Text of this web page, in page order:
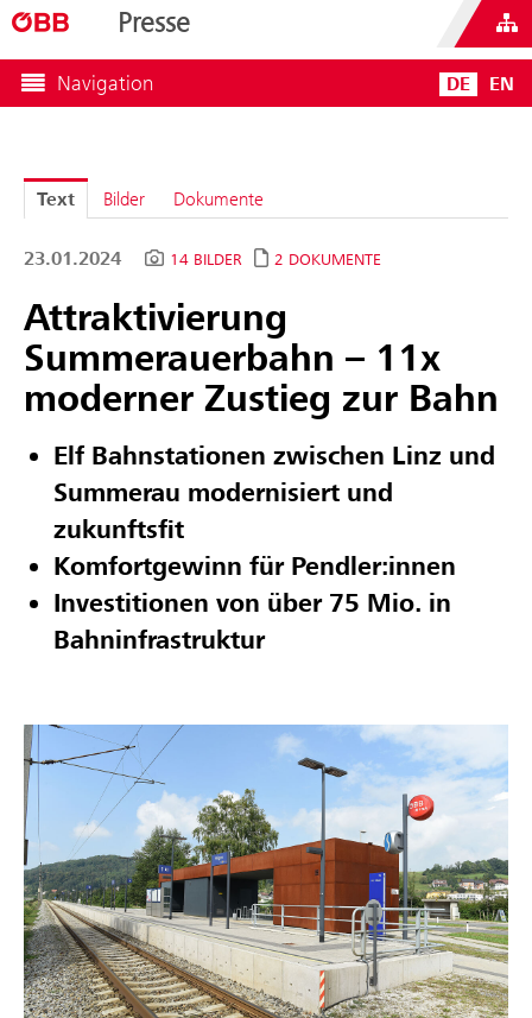
Presse
Navigation DE EN
Text Bilder Dokumente
23.01.2024 14 BILDER 2 DOKUMENTE
Attraktivierung
Summerauerbahn – 11x
moderner Zustieg zur Bahn
Elf Bahnstationen zwischen Linz und
Summerau modernisiert und
zukunftsfit
Komfortgewinn für Pendler:innen
Investitionen von über 75 Mio. in
Bahninfrastruktur